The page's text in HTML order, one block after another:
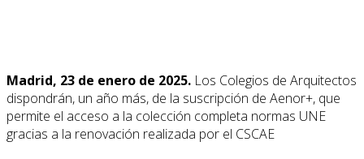
Madrid, 23 de enero de 2025. Los Colegios de Arquitectos
dispondrán, un año más, de la suscripción de Aenor+, que
permite el acceso a la colección completa normas UNE
gracias a la renovación realizada por el CSCAE